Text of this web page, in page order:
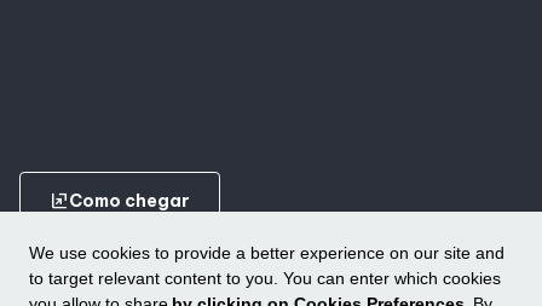
We use cookies to provide a better experience on our site and
to target relevant content to you. You can enter which cookies
ungroupComo chegar